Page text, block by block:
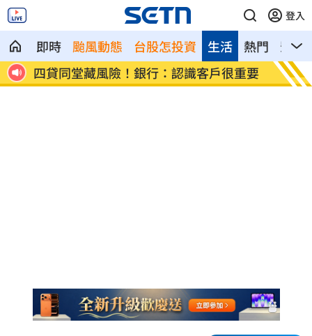
登入
即時 颱風動態 台股怎投資 熱門 影音
生活
要
「天坑案」楊文科一審無罪 竹檢全面上
訴
7月
股